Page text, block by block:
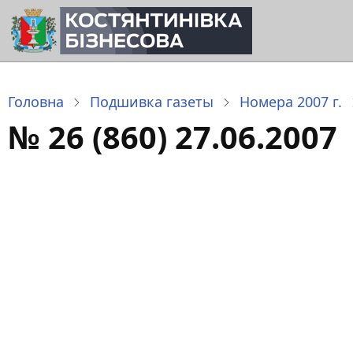
Перейти
до
основного
Головна Подшивка газеты Номера 2007 г.
№ 26 (860) 27.06.2007